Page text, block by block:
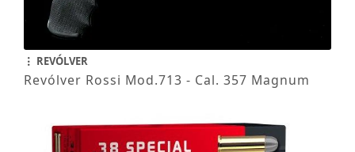
REVÓLVER
Revólver Rossi Mod.713 - Cal. 357 Magnum